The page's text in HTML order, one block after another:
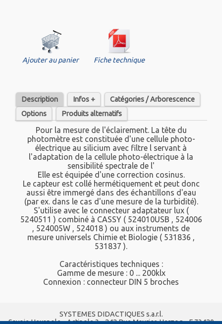
Ajouter au panier Fiche technique
Description Infos +
Catégories / Arborescence
Options
Produits alternatifs
Pour la mesure de l'éclairement. La tête du
photomètre est constituée d'une cellule photo-
électrique au silicium avec filtre l servant à
l'adaptation de la cellule photo-électrique à la
sensibilité spectrale de l'
Elle est équipée d'une correction cosinus.
Le capteur est collé hermétiquement et peut donc
aussi être immergé dans des échantillons d'eau
(par ex. dans le cas d'une mesure de la turbidité).
S'utilise avec le connecteur adaptateur lux (
5240511 ) combiné à CASSY ( 524010USB , 524006
, 524005W , 524018 ) ou aux instruments de
mesure universels Chimie et Biologie ( 531836 ,
531837 ).
Caractéristiques techniques :
Gamme de mesure : 0 ... 200klx
Connexion : connecteur DIN 5 broches
SYSTEMES DIDACTIQUES s.a.r.l.
Savoie Hexapole - Actipole 3 - 242 Rue Maurice Herzog - F 73420